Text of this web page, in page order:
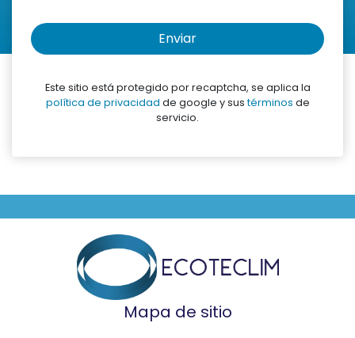
Enviar
Este sitio está protegido por recaptcha, se aplica la
política de privacidad de google y sustérminos de
servicio.
Mapa de sitio